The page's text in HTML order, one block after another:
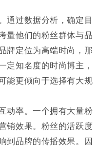
通过数据分析，确定目
量他们的粉丝群体与品
牌定位为高端时尚，那
定知名度的时尚博主，
能更倾向于选择有大规
动率。一个拥有大量粉
销效果。粉丝的活跃度
到品牌的传播效果。因